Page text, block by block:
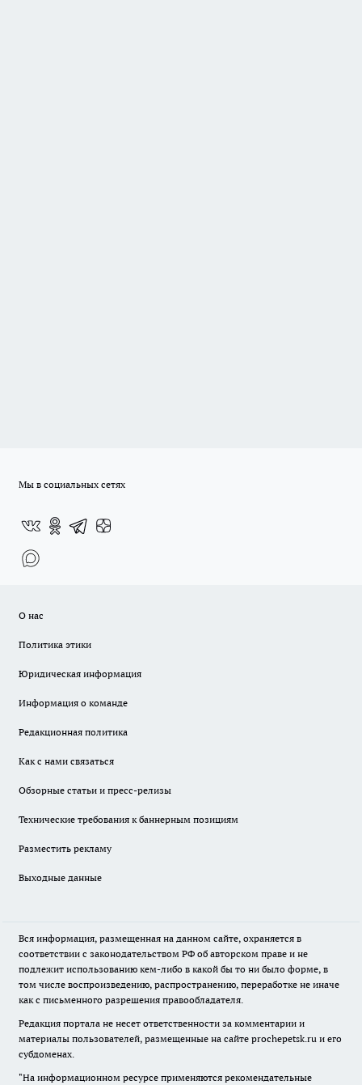
Мы в социальных сетях
О нас
Политика этики
Юридическая информация
Информация о команде
Редакционная политика
Как с нами связаться
Обзорные статьи и пресс-релизы
Технические требования к баннерным позициям
Разместить рекламу
Выходные данные
Вся информация, размещенная на данном сайте, охраняется в
соответствии с законодательством РФ об авторском праве и не
подлежит использованию кем-либо в какой бы то ни было форме, в
том числе воспроизведению, распространению, переработке не иначе
как с письменного разрешения правообладателя.
Редакция портала не несет ответственности за комментарии и
материалы пользователей, размещенные на сайте prochepetsk.ru и его
субдоменах.
"На информационном ресурсе применяются рекомендательные